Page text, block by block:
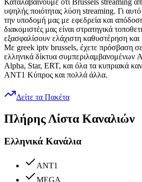
Καταλαβαίνουμε ότι Brussels streaming
υψηλής ποιότητας λύση streaming. Γι
την υποδομή μας με εφεδρεία και
διακομιστές μας είναι στρατηγικά
εξασφαλίσουν ελάχιστη καθυστέρηση και
Με greek iptv brussels, έχετε πρόσβαση
ελληνικά δίκτυα
Alpha, Star, ERT, και όλα τα κυπριακά
ANT1 Κύπρος και πολλά άλλα.
Δείτε τα Πακέτα
Πλήρης Λίστα Καναλιών
Ελληνικά Κανάλια
ANT1
MEGA